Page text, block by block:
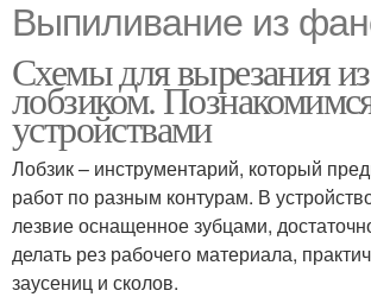
Выпиливание из
Схемы для вырезания
лобзиком.
устройствами
Лобзик – инструментарий, который
работ по разным контурам. В
лезвие оснащенное зубцами,
делать рез рабочего материала,
заусениц и сколов.